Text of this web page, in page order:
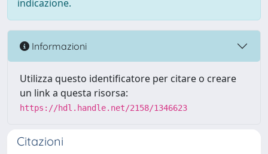
indicazione.
Informazioni
Utilizza questo identificatore per citare o creare
un link a questa risorsa:
https://hdl.handle.net/2158/1346623
Citazioni